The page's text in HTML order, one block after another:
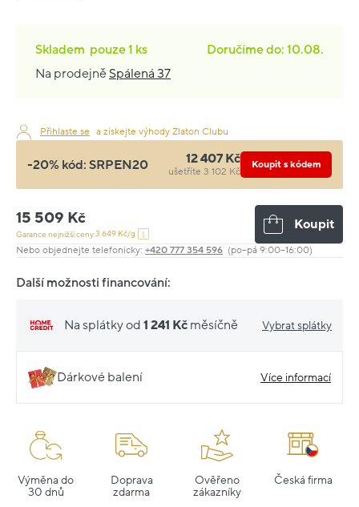
Skladem pouze1 ks
Doručíme do: 10.08.
Na prodejně Spálená 37
Přihlaste se a získejte výhody Zlaton Clubu
-20% kód: SRPEN20 12 407 Kč
ušetříte 3 102 Kč
Koupit s kódem
15 509 Kč
Garance nejnižší ceny:3 649 Kč/g
Koupit
Nebo objednejte telefonicky: +420 777 354 596 (po–pá 9:00–16:00)
Další možnosti financování:
Na splátky od 1 241 Kč měsíčně Vybrat splátky
Dárkové balení Více informací
Výměna do
30 dnů
Doprava
zdarma
Ověřeno
zákazníky
Česká firma